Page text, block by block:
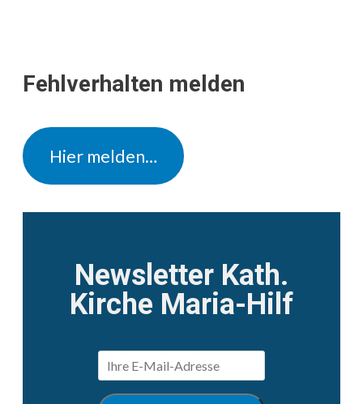
Fehlverhalten melden
Hier melden…
Newsletter Kath.
Kirche Maria-Hilf